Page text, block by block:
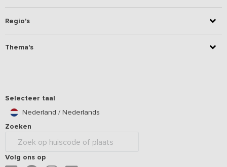
Regio's
Thema's
Selecteer taal
Nederland / Nederlands
Zoeken
Volg ons op